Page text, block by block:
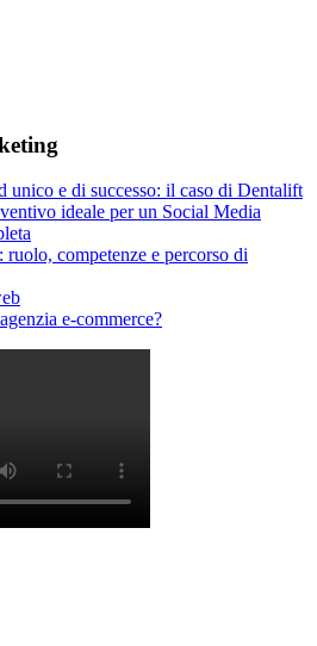
unico e di successo: il caso di Dentalift
ideale per un Social Media
ruolo, competenze e percorso di
e-commerce?